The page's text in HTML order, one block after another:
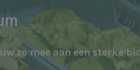
zo mee aan een sterke